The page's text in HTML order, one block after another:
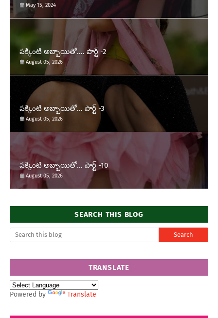
May 15, 2024
పక్కింటి అబ్బాయితో.... పార్ట్ -2
August 05, 2026
పక్కింటి అబ్బాయితో... పార్ట్ -3
August 05, 2026
పక్కింటి అబ్బాయితో... పార్ట్ -10
August 05, 2026
SEARCH THIS BLOG
TRANSLATE
Powered by Translate